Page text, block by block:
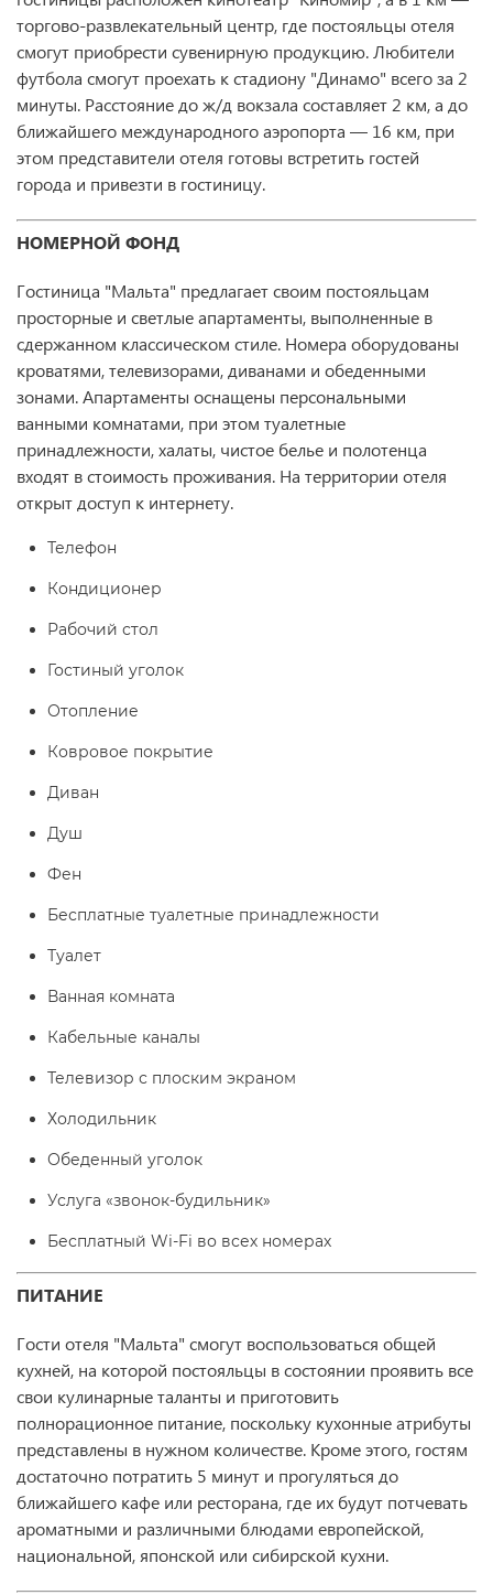
торгово-развлекательный центр, где постояльцы отеля
смогут приобрести сувенирную продукцию. Любители
футбола смогут проехать к стадиону "Динамо" всего за 2
минуты. Расстояние до ж/д вокзала составляет 2 км, а до
ближайшего международного аэропорта — 16 км, при
этом представители отеля готовы встретить гостей
города и привезти в гостиницу.
НОМЕРНОЙ ФОНД
Гостиница "Мальта" предлагает своим постояльцам
просторные и светлые апартаменты, выполненные в
сдержанном классическом стиле. Номера оборудованы
кроватями, телевизорами, диванами и обеденными
зонами. Апартаменты оснащены персональными
ванными комнатами, при этом туалетные
принадлежности, халаты, чистое белье и полотенца
входят в стоимость проживания. На территории отеля
открыт доступ к интернету.
Телефон
Кондиционер
Рабочий стол
Гостиный уголок
Отопление
Ковровое покрытие
Диван
Душ
Фен
Бесплатные туалетные принадлежности
Туалет
Ванная комната
Кабельные каналы
Телевизор с плоским экраном
Холодильник
Обеденный уголок
Услуга «звонок-будильник»
Бесплатный Wi-Fi во всех номерах
ПИТАНИЕ
Гости отеля "Мальта" смогут воспользоваться общей
кухней, на которой постояльцы в состоянии проявить все
свои кулинарные таланты и приготовить
полнорационное питание, поскольку кухонные атрибуты
представлены в нужном количестве. Кроме этого, гостям
достаточно потратить 5 минут и прогуляться до
ближайшего кафе или ресторана, где их будут потчевать
ароматными и различными блюдами европейской,
национальной, японской или сибирской кухни.